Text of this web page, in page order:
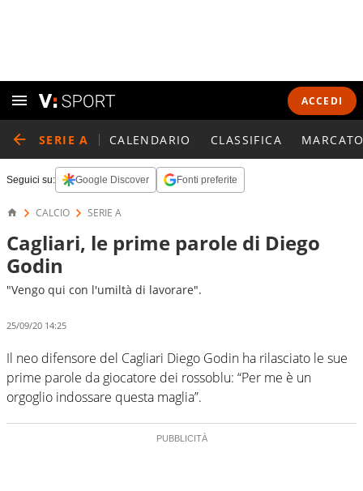
ACCEDI
SERIE A CALENDARIO CLASSIFICA
Seguici su: Google Discover Fonti preferite
CALCIO SERIE A
Cagliari, le prime parole di Diego
Godin
"Vengo qui con l'umiltà di lavorare".
25/09/20 14:25
Il neo difensore del Cagliari Diego Godin ha rilasciato le sue
prime parole da giocatore dei rossoblu: “Per me è un
orgoglio indossare questa maglia”.